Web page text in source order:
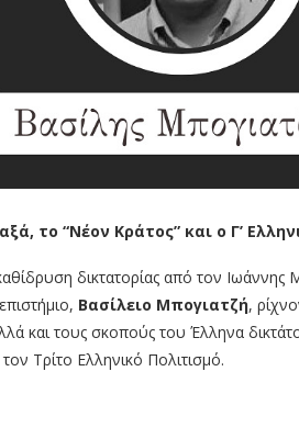
το “Νέον Κράτος” και ο Γ’
δικτατορίας από τον Ιωάννης
Βασίλειο Μπογιατζή,
και τους σκοπούς του Έλληνα
Τρίτο Ελληνικό Πολιτισμό.